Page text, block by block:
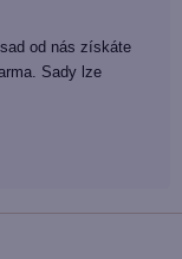
od nás získáte
Sady lze